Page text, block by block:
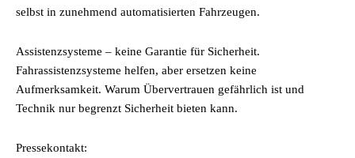
selbst in zunehmend automatisierten Fahrzeugen.
Assistenzsysteme – keine Garantie für Sicherheit.
Fahrassistenzsysteme helfen, aber ersetzen keine
Aufmerksamkeit. Warum Übervertrauen gefährlich ist und
Technik nur begrenzt Sicherheit bieten kann.
Pressekontakt: